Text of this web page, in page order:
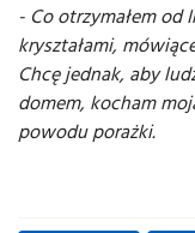
- Co otrzymałem od
kryształami,
Chcę jednak, aby
domem, kocham
powodu porażki.